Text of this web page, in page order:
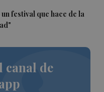
festival que hace de la
canal de